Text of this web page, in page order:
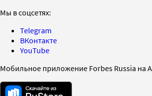
Мы в соцсетях:
Telegram
ВКонтакте
YouTube
Мобильное приложение Forbes Russia на